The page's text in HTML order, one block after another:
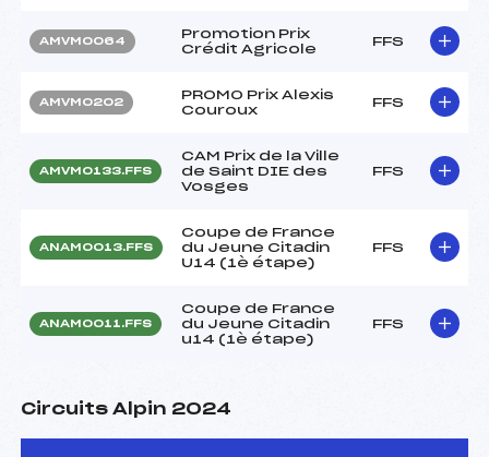
AMVM0064
Promotion Prix
Crédit Agricole
FFS
AMVM0202
PROMO Prix Alexis
Couroux
FFS
AMVM0133.FFS
CAM Prix de la Ville
de Saint DIE des
Vosges
FFS
ANAM0013.FFS
Coupe de France
du Jeune Citadin
U14 (1è étape)
FFS
ANAM0011.FFS
Coupe de France
du Jeune Citadin
u14 (1è étape)
FFS
Circuits Alpin 2024